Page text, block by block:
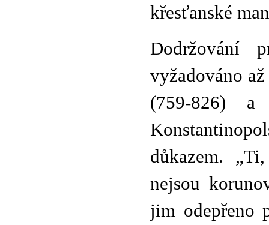
křesťanské
Dodržování
vyžadováno
(759-826) a
důkazem.
nejsou
jim odepřeno